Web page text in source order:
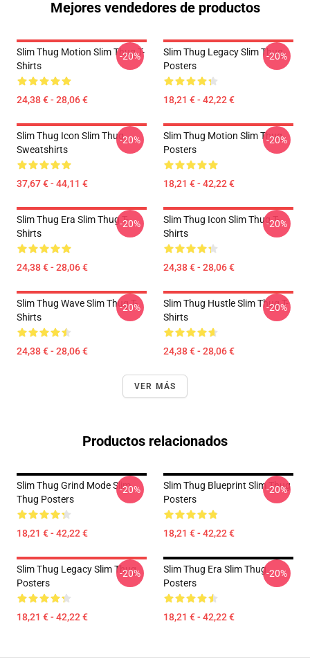
Mejores vendedores de productos
Slim Thug Motion Slim Thug T-
Shirts
24,38 € - 28,06 €
-20%
Slim Thug Legacy Slim Thug
Posters
18,21 € - 42,22 €
-20%
Slim Thug Icon Slim Thug
Sweatshirts
37,67 € - 44,11 €
-20%
Slim Thug Motion Slim Thug
Posters
18,21 € - 42,22 €
-20%
Slim Thug Era Slim Thug T-
Shirts
24,38 € - 28,06 €
-20%
Slim Thug Icon Slim Thug T-
Shirts
24,38 € - 28,06 €
-20%
Slim Thug Wave Slim Thug T-
Shirts
24,38 € - 28,06 €
-20%
Slim Thug Hustle Slim Thug T-
Shirts
24,38 € - 28,06 €
-20%
VER MÁS
Productos relacionados
Slim Thug Grind Mode Slim
Thug Posters
18,21 € - 42,22 €
-20%
Slim Thug Blueprint Slim Thug
Posters
18,21 € - 42,22 €
-20%
Slim Thug Legacy Slim Thug
Posters
18,21 € - 42,22 €
-20%
Slim Thug Era Slim Thug
Posters
18,21 € - 42,22 €
-20%